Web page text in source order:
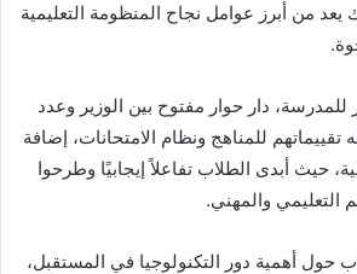
يعد من أبرز عوامل نجاح المنظومة التعليمية
للمدرسة، دار حوار مفتوح بين الوزير وعدد
للمناهج ونظام الامتحانات، إضافة
حيث أبدى الطلاب تفاعلاً إيجابيًا وطرحوا
والمهني.
حول أهمية دور التكنولوجيا في المستقبل،